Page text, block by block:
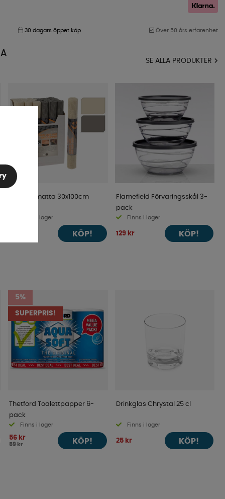
30 dagars öppet köp Över 50 års erfarenhet
SE ALLA PRODUKTER
Antihalkmatta 30x100cm
Finns i lager
KÖP!
Flamefield Förvaringsskål 3-
pack
Finns i lager
129 kr KÖP!
5%
SUPERPRIS!
Thetford Toalettpapper 6-
pack
Finns i lager
56 kr
59 kr KÖP!
Drinkglas Chrystal 25 cl
Finns i lager
25 kr KÖP!